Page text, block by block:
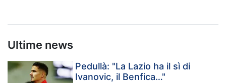
Ultime news
Pedullà: "La Lazio ha il sì di
Ivanovic, il Benfica…"